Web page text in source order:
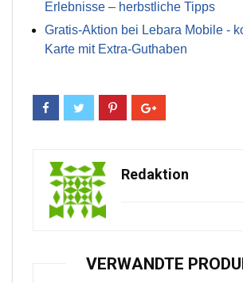
Erlebnisse – herbstliche Tipps
Gratis-Aktion bei Lebara Mobile -
Karte mit Extra-Guthaben
Redaktion
VERWANDTE